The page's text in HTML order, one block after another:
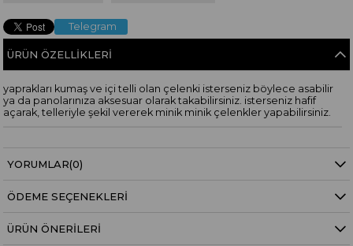
Telegram
ÜRÜN ÖZELLIKLERI
yaprakları kumaş ve içi telli olan çelenki isterseniz böylece asabilir
ya da panolarınıza aksesuar olarak takabilirsiniz. isterseniz hafif
açarak, telleriyle şekil vererek minik minik çelenkler yapabilirsiniz.
YORUMLAR(0)
ÖDEME SEÇENEKLERI
ÜRÜN ÖNERILERI